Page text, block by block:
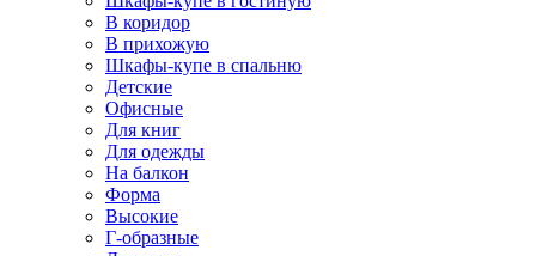
В коридор
В прихожую
Шкафы-купе в спальню
Детские
Офисные
Для книг
Для одежды
На балкон
Форма
Высокие
Г-образные